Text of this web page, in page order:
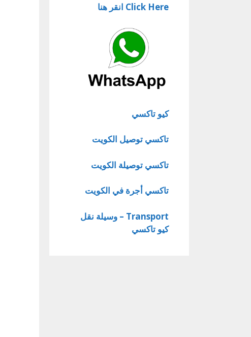
Click Here انقر هنا
كيو تاكسي
تاكسي توصيل الكويت
تاكسي توصيلة الكويت
تاكسي أجرة في الكويت
Transport – وسيلة نقل
كيو تاكسي